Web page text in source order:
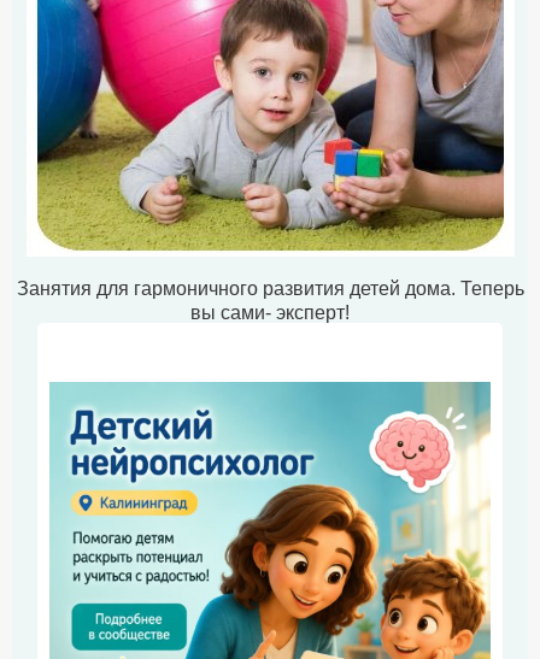
Занятия для гармоничного развития детей дома. Теперь
вы сами- эксперт!